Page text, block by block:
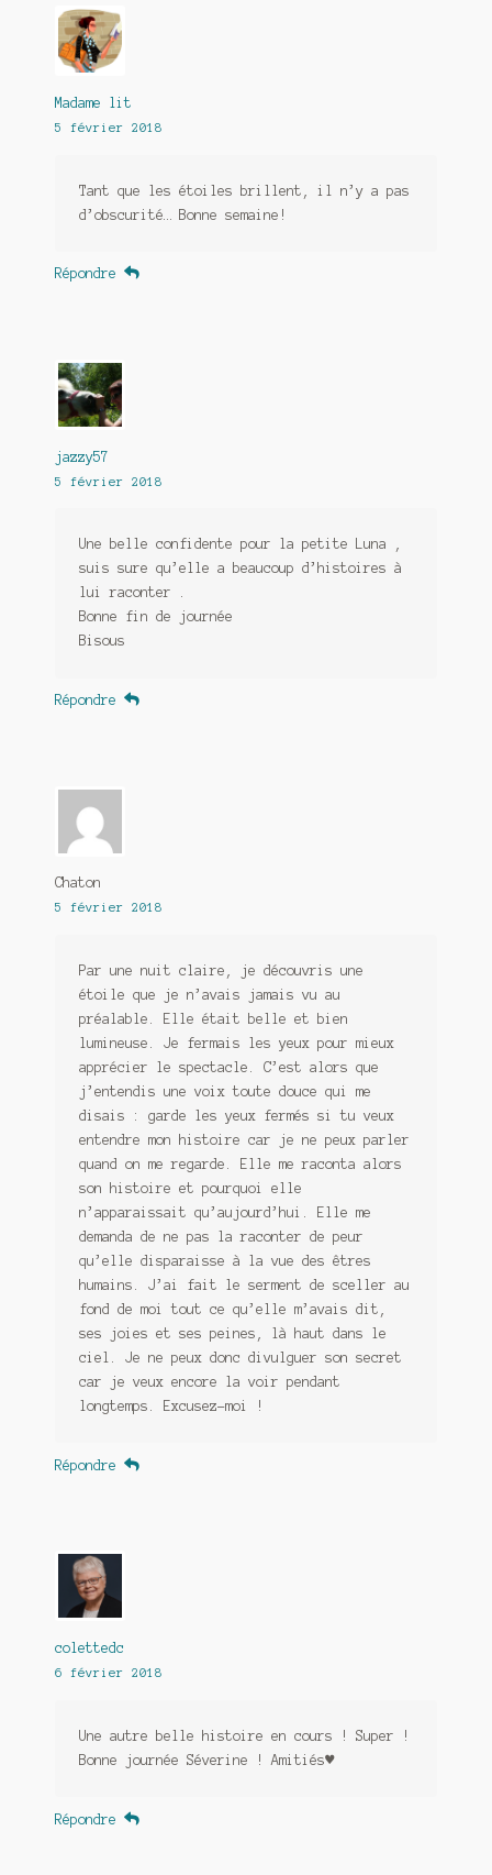
Madame lit
5 février 2018
Tant que les étoiles brillent, il n’y a pas
d’obscurité… Bonne semaine!
Répondre
jazzy57
5 février 2018
Une belle confidente pour la petite Luna ,
suis sure qu’elle a beaucoup d’histoires à
lui raconter .
Bonne fin de journée
Bisous
Répondre
Chaton
5 février 2018
Par une nuit claire, je découvris une
étoile que je n’avais jamais vu au
préalable. Elle était belle et bien
lumineuse. Je fermais les yeux pour mieux
apprécier le spectacle. C’est alors que
j’entendis une voix toute douce qui me
disais : garde les yeux fermés si tu veux
entendre mon histoire car je ne peux parler
quand on me regarde. Elle me raconta alors
son histoire et pourquoi elle
n’apparaissait qu’aujourd’hui. Elle me
demanda de ne pas la raconter de peur
qu’elle disparaisse à la vue des êtres
humains. J’ai fait le serment de sceller au
fond de moi tout ce qu’elle m’avais dit,
ses joies et ses peines, là haut dans le
ciel. Je ne peux donc divulguer son secret
car je veux encore la voir pendant
longtemps. Excusez-moi !
Répondre
colettedc
6 février 2018
Une autre belle histoire en cours ! Super !
Bonne journée Séverine ! Amitiés♥
Répondre